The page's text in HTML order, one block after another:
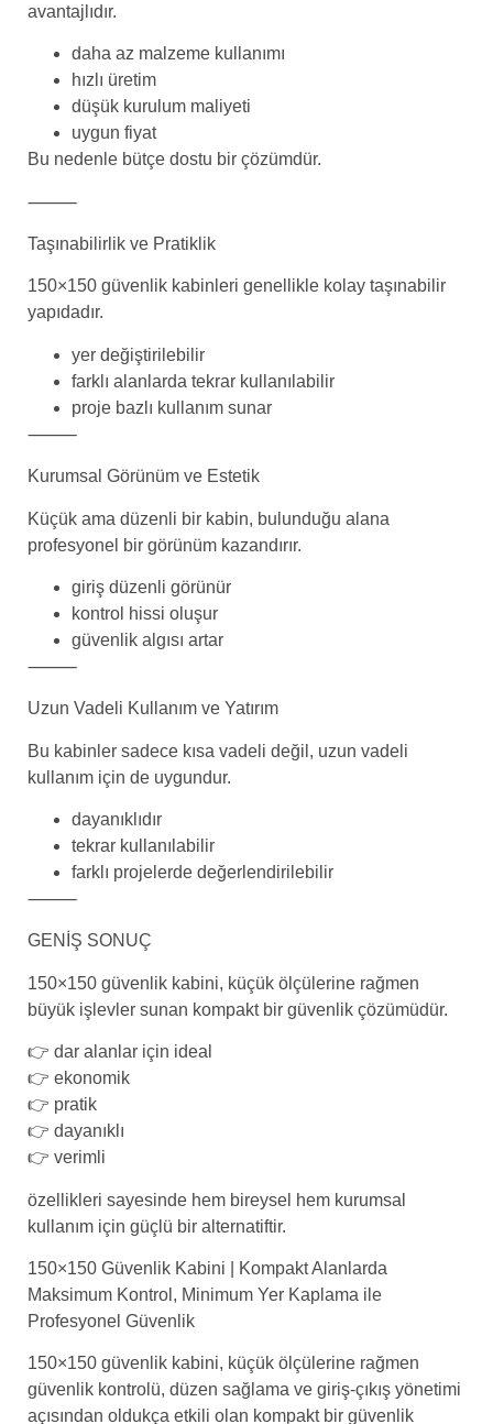
avantajlıdır.
daha az malzeme kullanımı
hızlı üretim
düşük kurulum maliyeti
uygun fiyat
Bu nedenle bütçe dostu bir çözümdür.
⸻
Taşınabilirlik ve Pratiklik
150×150 güvenlik kabinleri genellikle kolay taşınabilir
yapıdadır.
yer değiştirilebilir
farklı alanlarda tekrar kullanılabilir
proje bazlı kullanım sunar
⸻
Kurumsal Görünüm ve Estetik
Küçük ama düzenli bir kabin, bulunduğu alana
profesyonel bir görünüm kazandırır.
giriş düzenli görünür
kontrol hissi oluşur
güvenlik algısı artar
⸻
Uzun Vadeli Kullanım ve Yatırım
Bu kabinler sadece kısa vadeli değil, uzun vadeli
kullanım için de uygundur.
dayanıklıdır
tekrar kullanılabilir
farklı projelerde değerlendirilebilir
⸻
GENİŞ SONUÇ
150×150 güvenlik kabini, küçük ölçülerine rağmen
büyük işlevler sunan kompakt bir güvenlik çözümüdür.
👉 dar alanlar için ideal
👉 ekonomik
👉 pratik
👉 dayanıklı
👉 verimli
özellikleri sayesinde hem bireysel hem kurumsal
kullanım için güçlü bir alternatiftir.
150×150 Güvenlik Kabini | Kompakt Alanlarda
Maksimum Kontrol, Minimum Yer Kaplama ile
Profesyonel Güvenlik
150×150 güvenlik kabini, küçük ölçülerine rağmen
güvenlik kontrolü, düzen sağlama ve giriş-çıkış yönetimi
açısından oldukça etkili olan kompakt bir güvenlik